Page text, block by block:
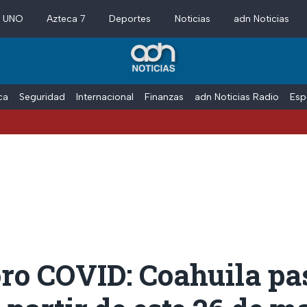
Azteca 7 Deportes Noticias adn Noticias
Seguridad Internacional Finanzas adn Noticias Radio
COVID: Coahuila